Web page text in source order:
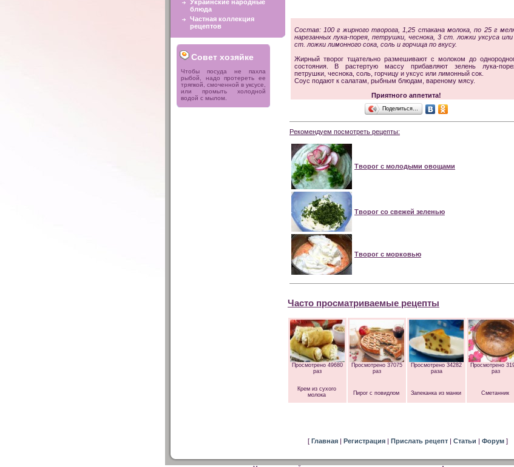
Украинские народные
блюда
Частная коллекция
рецептов
Совет хозяйке
Чтобы посуда не пахла
рыбой, надо протереть ее
тряпкой, смоченной в уксусе,
или промыть холодной
водой с мылом.
Состав: 100 г жирного творога, 1,25 стакана молока, по 25 г
нарезанных лука-порея, петрушки, чеснока, 3 ст. ложки уксуса или
ст. ложки лимонного сока, соль и горчица по вкусу.
Жирный творог тщательно размешивают с молоком до
состояния. В растертую массу прибавляют зелень лука-
петрушки, чеснока, соль, горчицу и уксус или лимонный сок.
Соус подают к салатам, рыбным блюдам, вареному мясу.
Приятного аппетита!
Поделиться…
Рекомендуем посмотреть рецепты:
Творог с молодыми овощами
Творог со свежей зеленью
Творог с морковью
Часто просматриваемые рецепты
Просмотрено 49680
раз
Крем из сухого
молока
Просмотрено 37075
раз
Пирог с повидлом
Просмотрено 34282
раза
Запеканка из манки
Просмотрено
раз
Сметанник
[ Главная | Регистрация | Прислать рецепт | Статьи | Форум ]